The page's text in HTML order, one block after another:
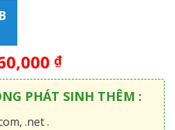
₫
PHÁT SINH THÊM :
.net .